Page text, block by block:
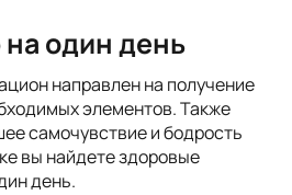
один день
направлен на получение
элементов. Также
самочувствие и бодрость
вы найдете здоровые
день.